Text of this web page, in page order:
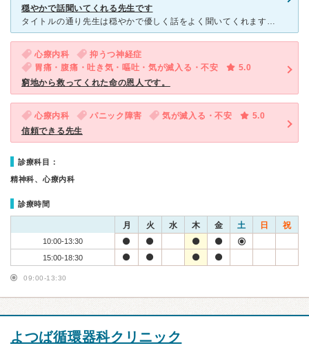
穏やかで話聞いてくれる先生です
タイトルの通り先生は穏やかで優しく話をよく聞いてくれます。 院内処方なので別に薬局に行くという手間がありません。 風邪をひいたときも診てくれて風邪薬を出してくれます。 もちろんその分の診察代は別
心療内科
抑うつ神経症
胃痛・腹痛・吐き気・嘔吐・気が滅入る・不安
5.0
窮地から救ってくれた命の恩人です。
心療内科 パニック障害 気が滅入る・不安
5.0
信頼できる先生
診療科目：
精神科、心療内科
診療時間
月 火 水 木 金 土 日 祝
10:00-13:30
15:00-18:30
09:00-13:30
よつば循環器科クリニック